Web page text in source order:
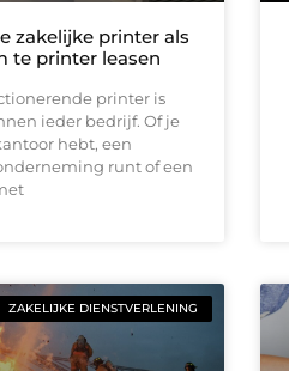
zakelijke printer als
te printer leasen
printer is
ieder bedrijf. Of je
hebt, een
runt of een
ZAKELIJKE DIENSTVERLENING